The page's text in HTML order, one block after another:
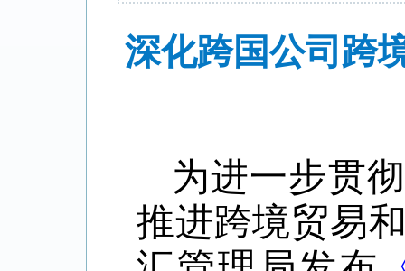
深化跨国公司跨
为进一步贯
推进跨境贸易